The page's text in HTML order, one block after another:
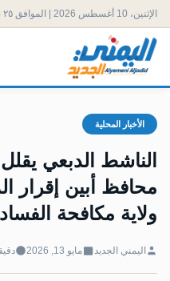
الإثنين، 10 أغسطس 2026 | الموافق ٢٥ صفر ١٤٤٨ هـ
الأخبار المحلية
الناشط الدبعي
محافظ أبين إقرار
ولاية مكافحة الفساد
اليمني الجديد مايو 13, 2026